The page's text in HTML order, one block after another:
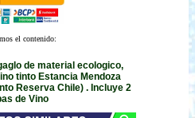
el contenido:
de material ecologico,
tinto Estancia Mendoza
Reserva Chile) . Incluye 2
de Vino